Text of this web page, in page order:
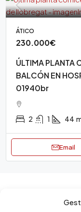
ÁTICO
230.000€
ÚLTIMA PLANTA
BALCÓN EN
01940br
2 1 44
Email